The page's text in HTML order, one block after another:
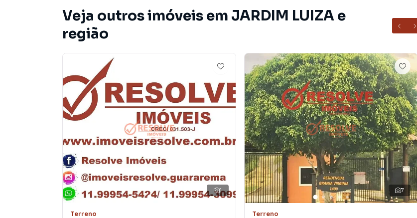
A Resolve Imóveis tem mais opções de apartamentos, casas residenciais e comerciais, sobrados,
terrenos, lojas e barracões para venda ou locação, além de empreendimentos em construção ou
milhares de ofertas para encontrar o imóvel que mais combina com seu estilo de vida.
Negocie seu imóvel de forma totalmente online, com segurança e tranquilidade. Na Resolve Imóveis
você consegue comprar ou alugar um imóvel em Guararema mesmo não estando na cidade e com a
praticidade de fazer tudo online, direto do seu computador ou smartphone. Nós criamos soluções
inovadoras para simplificar a relação de proprietários, inquilinos e compradores com o mercado
Anuncie seu imóvel! É fácil, rápido e gratuito! A Resolve Imóveis é uma imobiliária digital com imóveis
em diversas cidades do Brasil, incluindo Guararema.
Na Resolve Imóveis você consegue vender ou alugar seu imóvel muito mais rápido do que em
imobiliárias tradicionais. Já vendemos e locamos diversos imóveis em Guararema, especialmente em
Veja outros imóveis em JARDIM LUIZA e
região
1
Terreno
7
Terreno